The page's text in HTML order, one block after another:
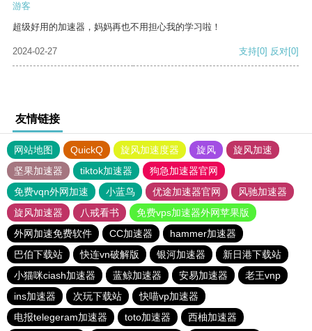
游客
超级好用的加速器，妈妈再也不用担心我的学习啦！
2024-02-27 支持[0] 反对[0]
友情链接
网站地图 QuickQ 旋风加速度器 旋风
旋风加速
坚果加速器
tiktok加速器
狗急加速器官网
免费vqn外网加速
小蓝鸟 优途加速器官网
风驰加速器
旋风加速器
八戒看书
免费vps加速器外网苹果版
外网加速免费软件
CC加速器
hammer加速器
巴伯下载站
快连vn破解版 银河加速器
新日港下载站
小猫咪ciash加速器
蓝鲸加速器 安易加速器
老王vnp
ins加速器
次玩下载站
快喵vp加速器
电报telegeram加速器
toto加速器 西柚加速器